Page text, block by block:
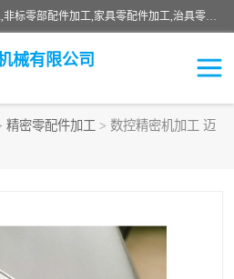
公司主要承接深圳精密零配件加工,非标零部配件加工,家具零配件加工,治具零配件加工,安徽精密零配件加工等各种各种精密机械加工，欢迎来来电咨询！
械有限公司
精密零配件加工 > 数控精密机加工 迈
数控精密机加工